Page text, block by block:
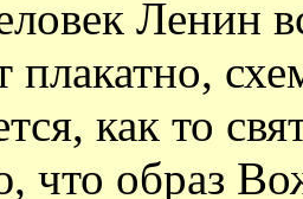
Ленин
плакатно,
как то
что образ